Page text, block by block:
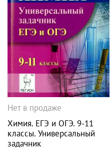
Нет в продаже
Химия. ЕГЭ и ОГЭ. 9-11
классы. Универсальный
задачник